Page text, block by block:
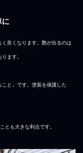
に
良くなります。艶が出るのは
ます。
と」です。塗装を保護した
とも大きな利点です。